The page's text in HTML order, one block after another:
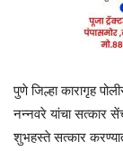
पुणे जिल्हा कारागृह
नन्नवरे यांचा सत्कार
शुभहस्ते सत्कार करण्यात